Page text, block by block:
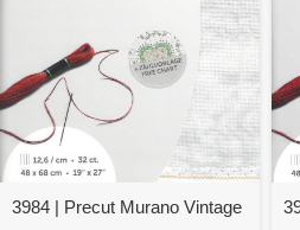
3984 | Precut Murano Vintage